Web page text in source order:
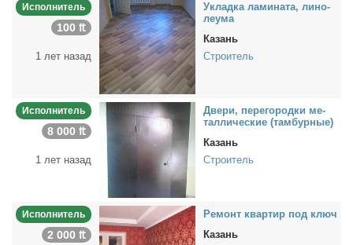
Исполнитель
100 ₶
1 лет назад
Уклад­ка ла­ми­на­та, ли­но­
ле­ума
Казань
Строитель
Исполнитель
8 000 ₶
1 лет назад
Две­ри, пе­ре­го­род­ки ме­
тал­ли­че­ские (там­бур­ные)
Казань
Строитель
Исполнитель
2 000 ₶
Ре­монт квар­тир под ключ
Казань